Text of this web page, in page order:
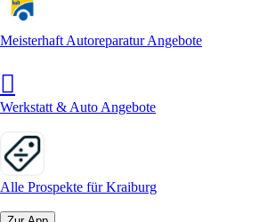
Meisterhaft Autoreparatur Angebote
Werkstatt & Auto Angebote
Alle Prospekte für Kraiburg